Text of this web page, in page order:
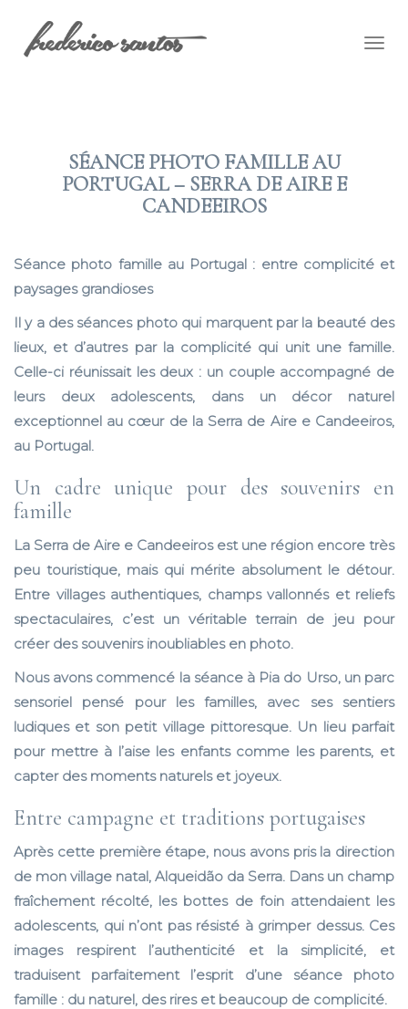
SÉANCE PHOTO FAMILLE AU
PORTUGAL – SERRA DE AIRE E
CANDEEIROS
Séance photo famille au Portugal : entre complicité et
paysages grandioses
Il y a des séances photo qui marquent par la beauté des
lieux, et d’autres par la complicité qui unit une famille.
Celle-ci réunissait les deux : un couple accompagné de
leurs deux adolescents, dans un décor naturel
exceptionnel au cœur de la Serra de Aire e Candeeiros,
au Portugal.
Un cadre unique pour des souvenirs en
famille
La Serra de Aire e Candeeiros est une région encore très
peu touristique, mais qui mérite absolument le détour.
Entre villages authentiques, champs vallonnés et reliefs
spectaculaires, c’est un véritable terrain de jeu pour
créer des souvenirs inoubliables en photo.
Nous avons commencé la séance à Pia do Urso, un parc
sensoriel pensé pour les familles, avec ses sentiers
ludiques et son petit village pittoresque. Un lieu parfait
pour mettre à l’aise les enfants comme les parents, et
capter des moments naturels et joyeux.
Entre campagne et traditions portugaises
Après cette première étape, nous avons pris la direction
de mon village natal, Alqueidão da Serra. Dans un champ
fraîchement récolté, les bottes de foin attendaient les
adolescents, qui n’ont pas résisté à grimper dessus. Ces
images respirent l’authenticité et la simplicité, et
traduisent parfaitement l’esprit d’une séance photo
famille : du naturel, des rires et beaucoup de complicité.